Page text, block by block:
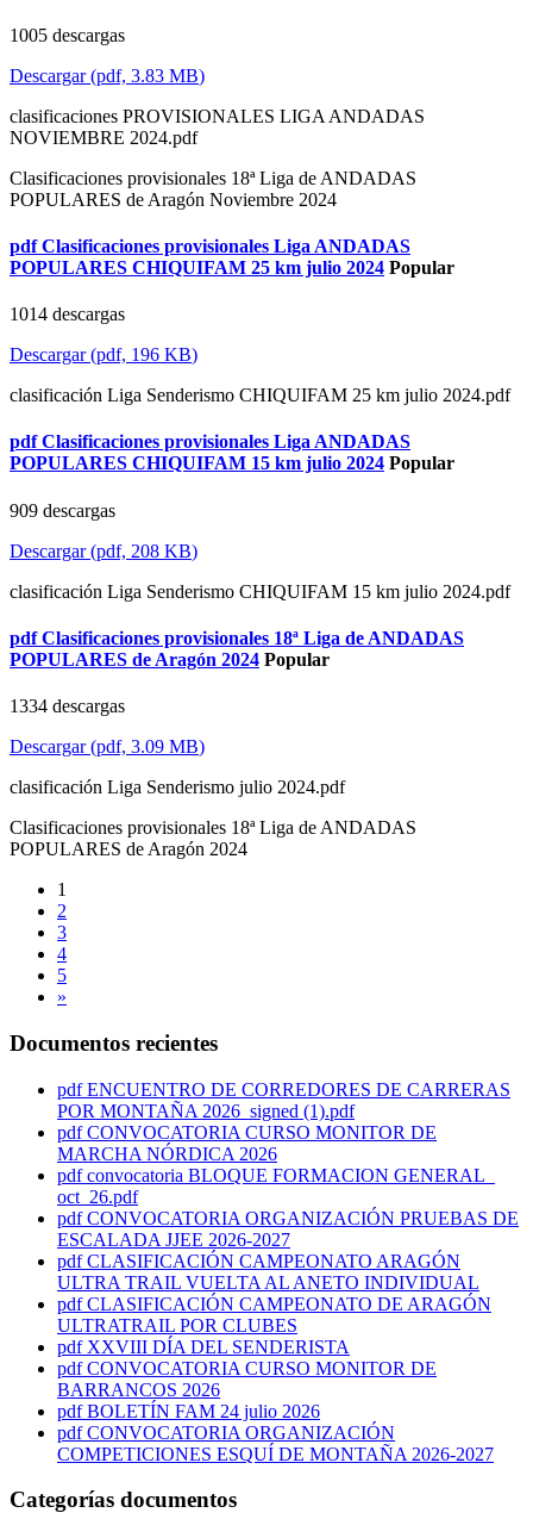
1005 descargas
Descargar(pdf, 3.83 MB)
clasificaciones PROVISIONALES LIGA ANDADAS
NOVIEMBRE 2024.pdf
Clasificaciones provisionales 18ª Liga de ANDADAS
POPULARES de Aragón Noviembre 2024
pdf Clasificaciones provisionales Liga ANDADAS
POPULARES CHIQUIFAM 25 km julio 2024 Popular
1014 descargas
Descargar(pdf, 196 KB)
clasificación Liga Senderismo CHIQUIFAM 25 km julio 2024.pdf
pdf Clasificaciones provisionales Liga ANDADAS
POPULARES CHIQUIFAM 15 km julio 2024 Popular
909 descargas
Descargar(pdf, 208 KB)
clasificación Liga Senderismo CHIQUIFAM 15 km julio 2024.pdf
pdf Clasificaciones provisionales 18ª Liga de ANDADAS
POPULARES de Aragón 2024 Popular
1334 descargas
Descargar(pdf, 3.09 MB)
clasificación Liga Senderismo julio 2024.pdf
Clasificaciones provisionales 18ª Liga de ANDADAS
POPULARES de Aragón 2024
1
2
3
4
5
»
Documentos recientes
pdf ENCUENTRO DE CORREDORES DE CARRERAS
POR MONTAÑA 2026_signed (1).pdf
pdf CONVOCATORIA CURSO MONITOR DE
MARCHA NÓRDICA 2026
pdf convocatoria BLOQUE FORMACION GENERAL_
oct_26.pdf
pdf CONVOCATORIA ORGANIZACIÓN PRUEBAS DE
ESCALADA JJEE 2026-2027
pdf CLASIFICACIÓN CAMPEONATO ARAGÓN
ULTRA TRAIL VUELTA AL ANETO INDIVIDUAL
pdf CLASIFICACIÓN CAMPEONATO DE ARAGÓN
ULTRATRAIL POR CLUBES
pdf XXVIII DÍA DEL SENDERISTA
pdf CONVOCATORIA CURSO MONITOR DE
BARRANCOS 2026
pdf BOLETÍN FAM 24 julio 2026
pdf CONVOCATORIA ORGANIZACIÓN
COMPETICIONES ESQUÍ DE MONTAÑA 2026-2027
Categorías documentos